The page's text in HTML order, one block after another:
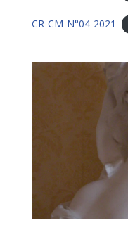
CR-CM-N°04-2021